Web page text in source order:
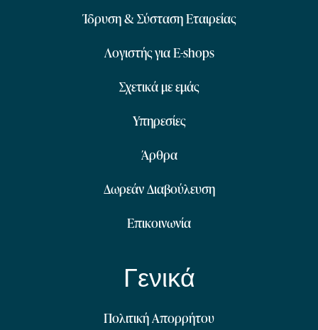
Ίδρυση & Σύσταση Εταιρείας
Λογιστής για E-shops
Σχετικά με εμάς
Υπηρεσίες
Άρθρα
Δωρεάν Διαβούλευση
Επικοινωνία
Γενικά
Πολιτική Απορρήτου